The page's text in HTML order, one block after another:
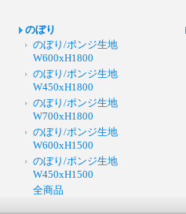
のぼり
のぼり/ポンジ生地
W600xH1800
のぼり/ポンジ生地
W450xH1800
のぼり/ポンジ生地
W700xH1800
のぼり/ポンジ生地
W600xH1500
のぼり/ポンジ生地
W450xH1500
全商品